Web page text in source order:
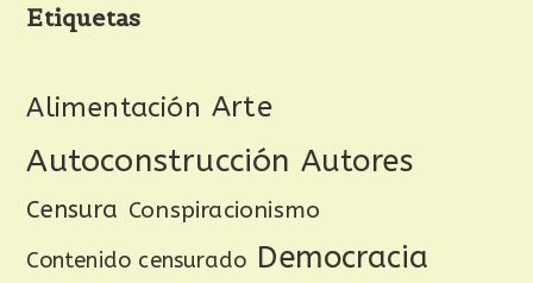
Etiquetas
Alimentación Arte
Autoconstrucción Autores
Censura Conspiracionismo
Contenido censurado Democracia